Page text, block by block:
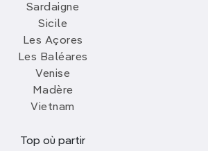
Sardaigne
Sicile
Les Açores
Les Baléares
Venise
Madère
Vietnam
Top où partir